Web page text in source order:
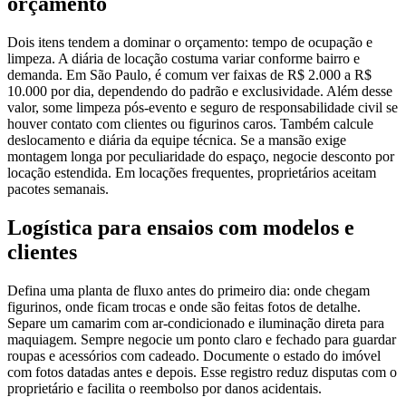
Dois itens tendem a dominar o orçamento: tempo de ocupação e
limpeza. A diária de locação costuma variar conforme bairro e
demanda. Em São Paulo, é comum ver faixas de R$ 2.000 a R$
10.000 por dia, dependendo do padrão e exclusividade. Além desse
valor, some limpeza pós-evento e seguro de responsabilidade civil se
houver contato com clientes ou figurinos caros. Também calcule
deslocamento e diária da equipe técnica. Se a mansão exige
montagem longa por peculiaridade do espaço, negocie desconto por
locação estendida. Em locações frequentes, proprietários aceitam
pacotes semanais.
Logística para ensaios com modelos e
clientes
Defina uma planta de fluxo antes do primeiro dia: onde chegam
figurinos, onde ficam trocas e onde são feitas fotos de detalhe.
Separe um camarim com ar-condicionado e iluminação direta para
maquiagem. Sempre negocie um ponto claro e fechado para guardar
roupas e acessórios com cadeado. Documente o estado do imóvel
com fotos datadas antes e depois. Esse registro reduz disputas com o
proprietário e facilita o reembolso por danos acidentais.